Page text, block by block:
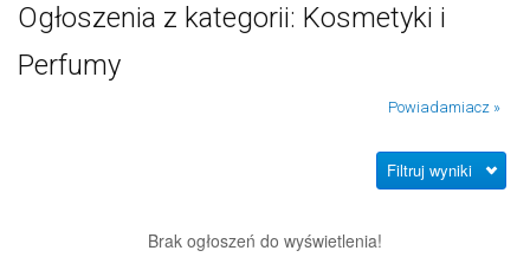
Ogłoszenia z kategorii: Kosmetyki i
Perfumy
Powiadamiacz »
Filtruj wyniki
Brak ogłoszeń do wyświetlenia!